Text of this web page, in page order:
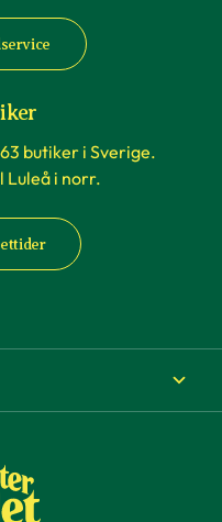
butiker i Sverige.
Luleå i norr.